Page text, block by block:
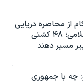
از محاصره دریایی
علیه جمهوری اسلامی؛ ۴۸ کشتی
مسیر دهند
چه با جمهوری